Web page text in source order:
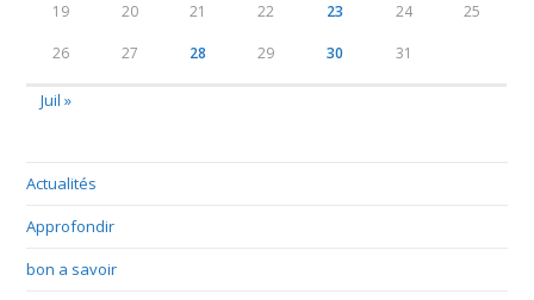
19 20 21 22 23 24 25
26 27 28 29 30 31
Juil »
Actualités
Approfondir
bon a savoir